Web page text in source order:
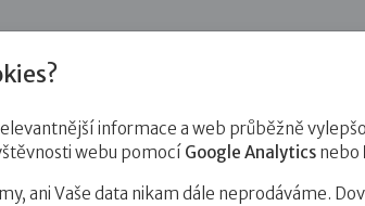
informace a web průběžně
webu pomocí Google Analytics nebo
ani Vaše data nikam dále neprodáváme.